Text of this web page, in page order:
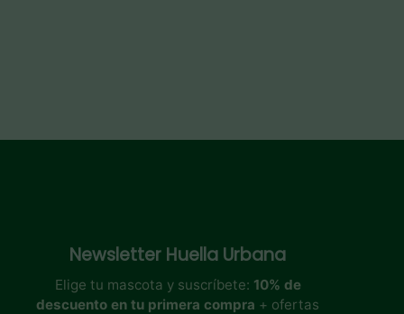
Newsletter Huella Urbana
Elige tu mascota y suscríbete: 10% de
descuento en tu primera compra + ofertas